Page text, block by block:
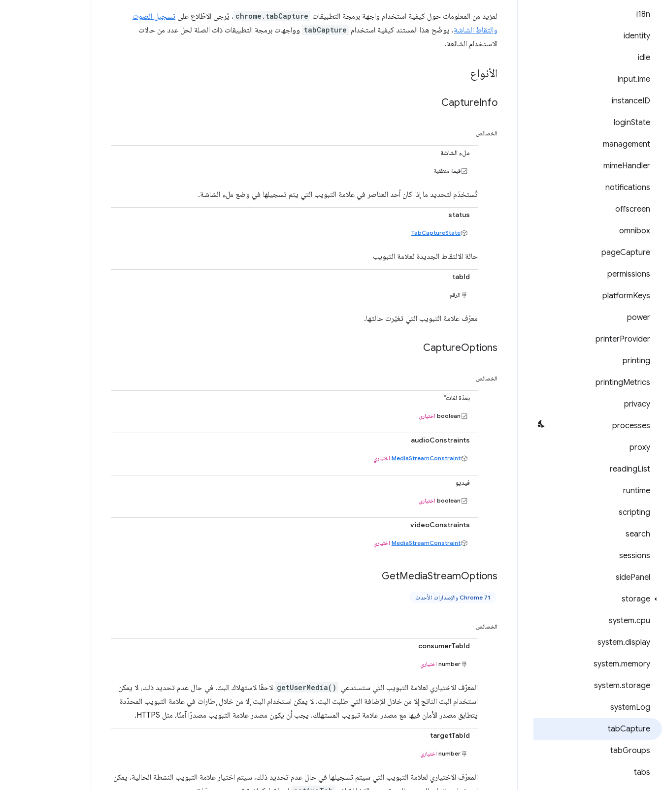
i18n
identity
idle
input.ime
instanceID
loginState
management
mimeHandler
notifications
offscreen
omnibox
pageCapture
permissions
platformKeys
power
printerProvider
printing
printingMetrics
privacy
processes
proxy
readingList
runtime
scripting
search
sessions
sidePanel
storage
system.cpu
system.display
system.memory
system.storage
systemLog
tabCapture
tabGroups
tabs
لمزيد من المعلومات حول كيفية استخدام واجهة برمجة التطبيقات chrome.tabCapture ، يُرجى الاطّلاع على تسجيل الصوت
والتقاط الشاشة. يوضّح هذا المستند كيفية استخدام tabCapture وواجهات برمجة التطبيقات ذات الصلة لحل عدد من حالات
الاستخدام الشائعة.
الأنواع
CaptureInfo
الخصائص
ملء الشاشة
قيمة منطقية
تُستخدَم لتحديد ما إذا كان أحد العناصر في علامة التبويب التي يتم تسجيلها في وضع ملء الشاشة.
status
TabCaptureState
حالة الالتقاط الجديدة لعلامة التبويب
tabId
الرقم
معرّف علامة التبويب التي تغيّرت حالتها.
CaptureOptions
الخصائص
بعدّة لغات"
boolean اختياري
audioConstraints
MediaStreamConstraint اختياري
فيديو
boolean اختياري
videoConstraints
MediaStreamConstraint اختياري
GetMediaStreamOptions
Chrome 71 والإصدارات الأحدث
الخصائص
consumerTabId
number اختياري
المعرّف الاختياري لعلامة التبويب التي ستستدعي getUserMedia() لاحقًا لاستهلاك البث. في حال عدم تحديد ذلك، لا يمكن
استخدام البث الناتج إلا من خلال الإضافة التي طلبت البث. لا يمكن استخدام البث إلا من خلال إطارات في علامة التبويب المحدّدة
يتطابق مصدر الأمان فيها مع مصدر علامة تبويب المستهلك. يجب أن يكون مصدر علامة التبويب مصدرًا آمنًا، مثل HTTPS.
targetTabId
number اختياري
المعرّف الاختياري لعلامة التبويب التي سيتم تسجيلها في حال عدم تحديد ذلك، سيتم اختيار علامة التبويب النشطة الحالية. يمكن